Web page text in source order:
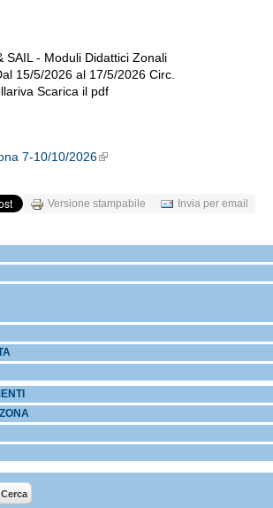
SAIL - Moduli Didattici Zonali
15/5/2026 al 17/5/2026 Circ.
Scarica il pdf
7-10/10/2026
Versione stampabile Invia per email